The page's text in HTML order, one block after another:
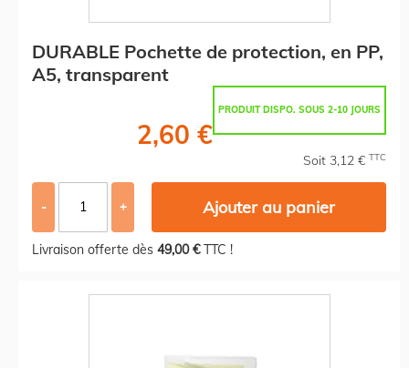
DURABLE Pochette de protection, en PP,
A5, transparent
PRODUIT DISPO. SOUS 2-10 JOURS
2,60 €
Soit 3,12 € TTC
- + Ajouter au panier
Livraison offerte dès 49,00 €TTC !